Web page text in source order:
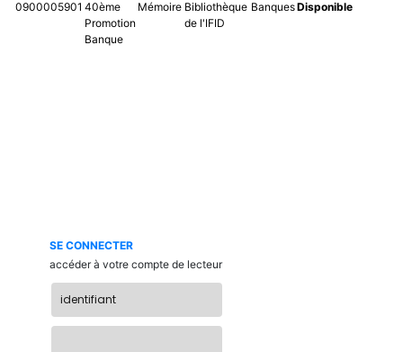
0900005901 40ème
Promotion
Banque
Mémoire Bibliothèque
de l'IFID
BanquesDisponible
SE CONNECTER
accéder à votre compte de lecteur